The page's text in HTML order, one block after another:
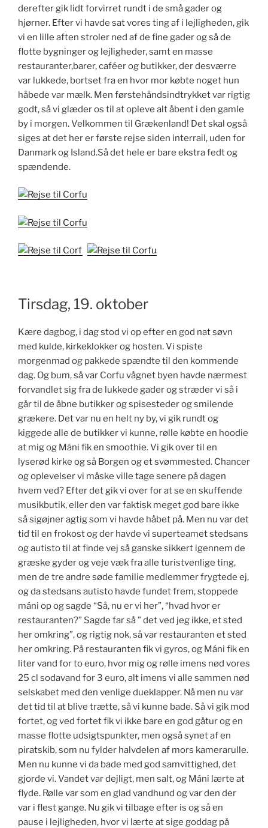
derefter gik lidt forvirret rundt i de små gader og
hjørner. Efter vi havde sat vores ting af i lejligheden, gik
vi en lille aften stroler ned af de fine gader og så de
flotte bygninger og lejligheder, samt en masse
restauranter,barer, caféer og butikker, der desværre
var lukkede, bortset fra en hvor mor købte noget hun
håbede var mælk. Men førstehåndsindtrykket var rigtig
godt, så vi glæder os til at opleve alt åbent i den gamle
by i morgen. Velkommen til Grækenland! Det skal også
siges at det her er første rejse siden interrail, uden for
Danmark og Island.Så det hele er bare ekstra fedt og
spændende.
Tirsdag, 19. oktober
Kære dagbog, i dag stod vi op efter en god nat søvn
med kulde, kirkeklokker og hosten. Vi spiste
morgenmad og pakkede spændte til den kommende
dag. Og bum, så var Corfu vågnet byen havde nærmest
forvandlet sig fra de lukkede gader og stræder vi så i
går til de åbne butikker og spisesteder og smilende
grækere. Det var nu en helt ny by, vi gik rundt og
kiggede alle de butikker vi kunne, rølle købte en hoodie
at mig og Máni fik en smoothie. Vi gik over til en
lyserød kirke og så Borgen og et svømmested. Chancer
og oplevelser vi måske ville tage senere på dagen
hvem ved? Efter det gik vi over for at se en skuffende
musikbutik, eller den var faktisk meget god bare ikke
så sigøjner agtig som vi havde håbet på. Men nu var det
tid til en frokost og der havde vi superteamet stedsans
og autisto til at finde vej så ganske sikkert igennem de
græske gyder og veje væk fra alle turistvenlige ting,
men de tre andre søde familie medlemmer frygtede ej,
og da stedsans autisto havde fundet frem, stoppede
máni op og sagde “Så, nu er vi her”, “hvad hvor er
restauranten?” Sagde far så ” det ved jeg ikke, et sted
her omkring”, og rigtig nok, så var restauranten et sted
her omkring. På restauranten fik vi gyros, og Máni fik en
liter vand for to euro, hvor mig og rølle imens nød vores
25 cl sodavand for 3 euro, alt imens vi alle sammen nød
selskabet med den venlige dueklapper. Nå men nu var
det tid til at blive trætte, så vi kunne bade. Så vi gik mod
fortet, og ved fortet fik vi ikke bare en god gåtur og en
masse flotte udsigtspunkter, men også synet af en
piratskib, som nu fylder halvdelen af mors kamerarulle.
Men nu kunne vi da bade med god samvittighed, det
gjorde vi. Vandet var dejligt, men salt, og Máni lærte at
flyde. Rølle var som en glad vandhund og var den der
var i flest gange. Nu gik vi tilbage efter is og så en
pause i lejligheden, hvor vi lærte at sige goddag på